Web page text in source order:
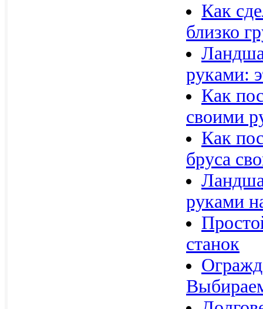
Как
близко
руками:
Как
своими
Как
бруса
руками
станок